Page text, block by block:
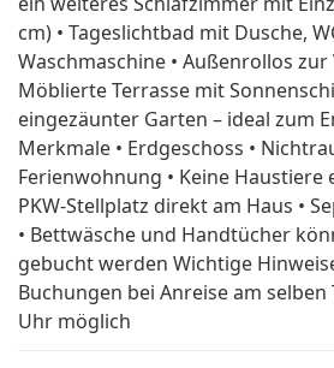
cm) • Tageslichtbad mit Dusche,
Waschmaschine • Außenrollos
Möblierte Terrasse mit
eingezäunter Garten – ideal zum
Merkmale • Erdgeschoss •
Ferienwohnung • Keine Haustiere
PKW-Stellplatz direkt am Haus •
• Bettwäsche und Handtücher
gebucht werden Wichtige
Buchungen bei Anreise am selben
Uhr möglich